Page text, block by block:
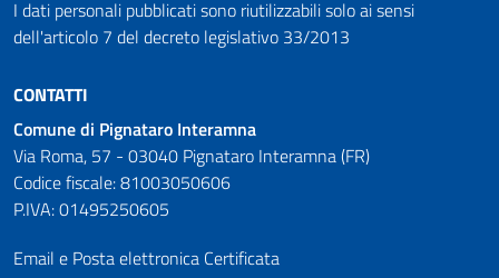
I dati personali pubblicati sono riutilizzabili solo ai sensi
dell'articolo 7 del decreto legislativo 33/2013
CONTATTI
Comune di Pignataro Interamna
Via Roma, 57 - 03040 Pignataro Interamna (FR)
Codice fiscale: 81003050606
P.IVA: 01495250605
Email e Posta elettronica Certificata